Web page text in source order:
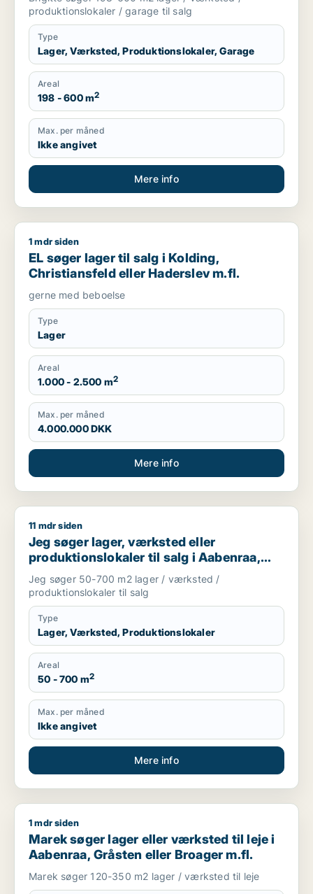
produktionslokaler / garage til salg
Type
Lager, Værksted, Produktionslokaler, Garage
Areal
198 - 600 m2
Max. per måned
Ikke angivet
Mere info
EL søger lager til salg i Kolding, Christiansfeld eller
1 mdr siden
EL søger lager til salg i Kolding,
Christiansfeld eller Haderslev m.fl.
gerne med beboelse
Type
Lager
Areal
1.000 - 2.500 m2
Max. per måned
4.000.000 DKK
Mere info
Jeg søger lager, værksted eller produktionslokaler til salg i
11 mdr siden
Jeg søger lager, værksted eller
produktionslokaler til salg i Aabenraa,
Rødekro eller Gråsten m.fl.
Jeg søger 50-700 m2 lager / værksted /
produktionslokaler til salg
Type
Lager, Værksted, Produktionslokaler
Areal
50 - 700 m2
Max. per måned
Ikke angivet
Mere info
Marek søger lager eller værksted til leje i Aabenraa,
1 mdr siden
Marek søger lager eller værksted til leje i
Aabenraa, Gråsten eller Broager m.fl.
Marek søger 120-350 m2 lager / værksted til leje